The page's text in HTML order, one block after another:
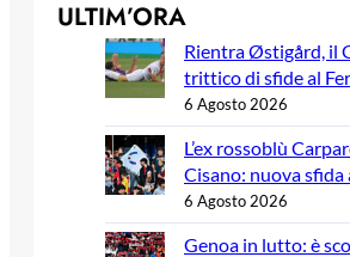
ULTIM’ORA
Rientra Østigård, il
trittico di sfide al
6 Agosto 2026
L’ex rossoblù
Cisano: nuova sfida
6 Agosto 2026
Genoa in lutto: è